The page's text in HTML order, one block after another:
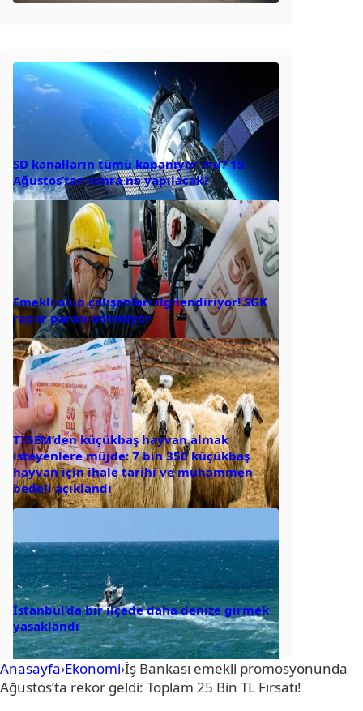
SD kanalların tümü kapanıyor mu? 15
Ağustos’tan sonra ne yapılacak?
Emekli olup çalışanları ilgilendiriyor! SGK
rapor parası ödemiyor
TİGEM’den küçükbaş hayvan almak
isteyenlere müjde: 7 bin 350 küçükbaş
hayvan için ihale tarihi ve muhammen
bedeli açıklandı
İstanbul’da bir ilçede daha denize girmek
yasaklandı
Anasayfa›Ekonomi›İş Bankası emekli promosyonunda
Ağustos’ta rekor geldi: Toplam 25 Bin TL Fırsatı!